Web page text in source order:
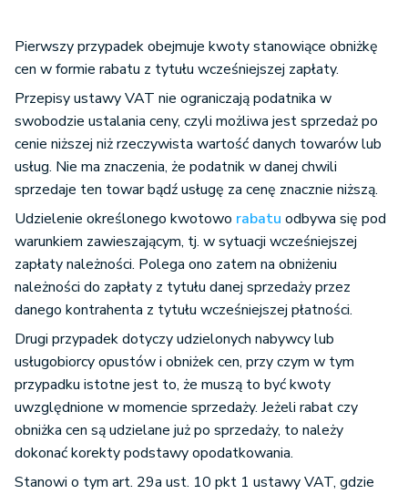
Pierwszy przypadek obejmuje kwoty stanowiące obniżkę
cen w formie rabatu z tytułu wcześniejszej zapłaty.
Przepisy ustawy VAT nie ograniczają podatnika w
swobodzie ustalania ceny, czyli możliwa jest sprzedaż po
cenie niższej niż rzeczywista wartość danych towarów lub
usług. Nie ma znaczenia, że podatnik w danej chwili
sprzedaje ten towar bądź usługę za cenę znacznie niższą.
Udzielenie określonego kwotowo rabatu odbywa się pod
warunkiem zawieszającym, tj. w sytuacji wcześniejszej
zapłaty należności. Polega ono zatem na obniżeniu
należności do zapłaty z tytułu danej sprzedaży przez
danego kontrahenta z tytułu wcześniejszej płatności.
Drugi przypadek dotyczy udzielonych nabywcy lub
usługobiorcy opustów i obniżek cen, przy czym w tym
przypadku istotne jest to, że muszą to być kwoty
uwzględnione w momencie sprzedaży. Jeżeli rabat czy
obniżka cen są udzielane już po sprzedaży, to należy
dokonać korekty podstawy opodatkowania.
Stanowi o tym art. 29a ust. 10 pkt 1 ustawy VAT, gdzie